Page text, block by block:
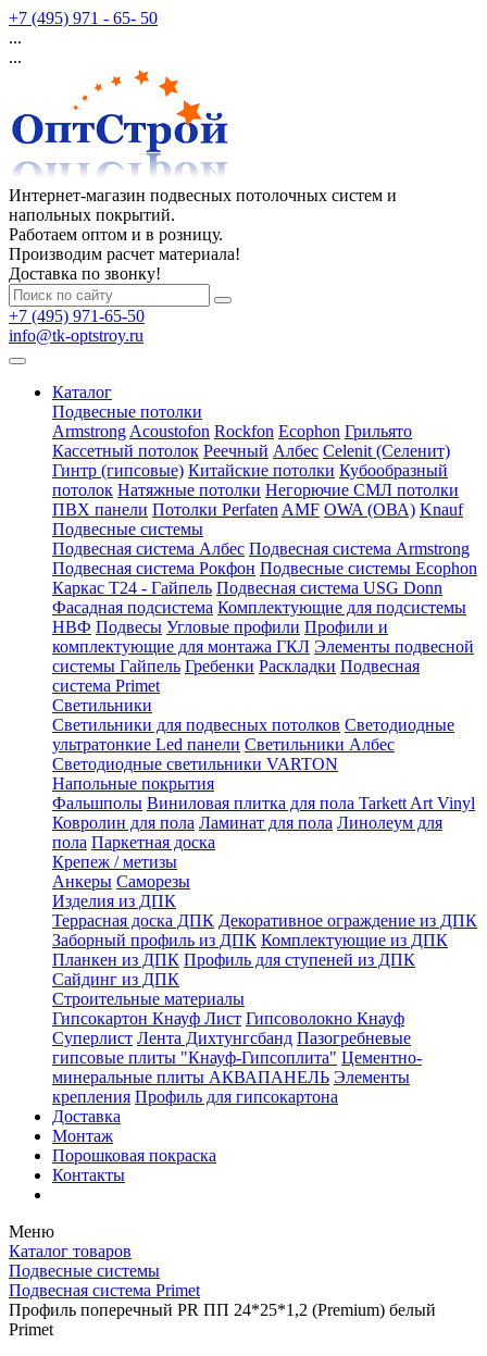
+7 (495) 971 - 65- 50
...
...
Интернет-магазин подвесных потолочных систем и
напольных покрытий.
Работаем оптом и в розницу.
Производим расчет материала!
Доставка по звонку!
+7 (495) 971-65-50
info@tk-optstroy.ru
Каталог
Подвесные потолки
Armstrong Acoustofon Rockfon Ecophon Грильято
Кассетный потолок Реечный Албес Celenit (Селенит)
Гинтр (гипсовые) Китайские потолки Кубообразный
потолок Натяжные потолки Негорючие СМЛ потолки
ПВХ панели Потолки Perfaten AMF OWA (ОВА) Knauf
Подвесные системы
Подвесная система Албес Подвесная система Armstrong
Подвесная система Рокфон Подвесные системы Ecophon
Каркас Т24 - Гайпель Подвесная система USG Donn
Фасадная подсистема Комплектующие для подсистемы
НВФ Подвесы Угловые профили Профили и
комплектующие для монтажа ГКЛ Элементы подвесной
системы Гайпель Гребенки Раскладки Подвесная
система Primet
Светильники
Светильники для подвесных потолков Светодиодные
ультратонкие Led панели Светильники Албес
Светодиодные светильники VARTON
Напольные покрытия
Фальшполы Виниловая плитка для пола Tarkett Art Vinyl
Ковролин для пола Ламинат для пола Линолеум для
пола Паркетная доска
Крепеж / метизы
Анкеры Саморезы
Изделия из ДПК
Террасная доска ДПК Декоративное ограждение из ДПК
Заборный профиль из ДПК Комплектующие из ДПК
Планкен из ДПК Профиль для ступеней из ДПК
Сайдинг из ДПК
Строительные материалы
Гипсокартон Кнауф Лист Гипсоволокно Кнауф
Суперлист Лента Дихтунгсбанд Пазогребневые
гипсовые плиты "Кнауф-Гипсоплита" Цементно-
минеральные плиты АКВАПАНЕЛЬ Элементы
крепления Профиль для гипсокартона
Доставка
Монтаж
Порошковая покраска
Контакты
Меню
Каталог товаров
Подвесные системы
Подвесная система Primet
Профиль поперечный PR ПП 24*25*1,2 (Premium) белый
Primet